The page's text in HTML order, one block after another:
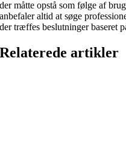
der måtte opstå som følge af
anbefaler altid at søge
der træffes beslutninger baseret
Relaterede artikler